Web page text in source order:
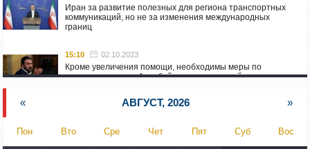
Иран за развитие полезных для региона транспортных
коммуникаций, но не за изменения международных
границ
15:10 02.10.2023
Кроме увеличения помощи, необходимы меры по
пресечению угроз Азербайджана: испанский депутат
Азербайджан обстреляли автомобиль ВС Армении,
перевозивший продовольствие
« АВГУСТ, 2026 »
Пон Вто Сре Чет Пят Суб Вос